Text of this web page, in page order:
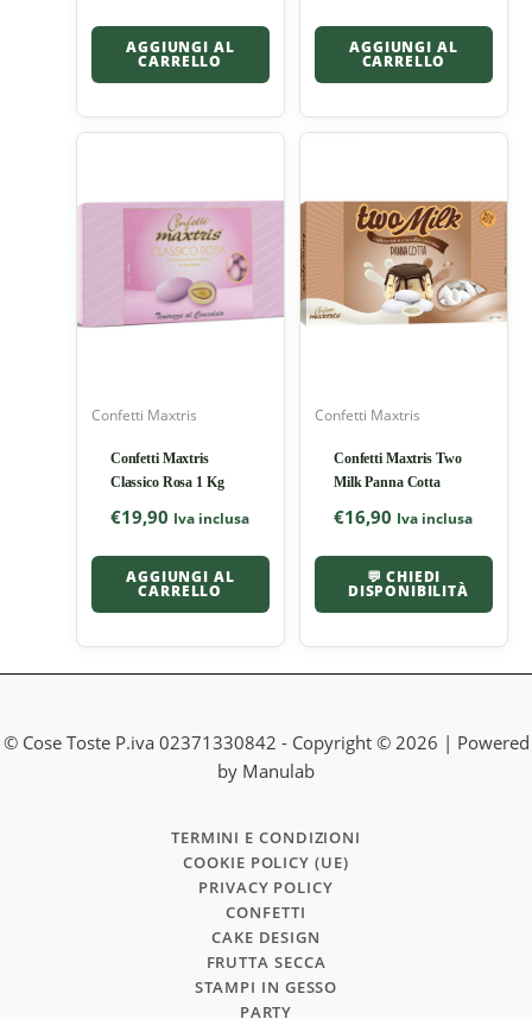
AGGIUNGI AL
CARRELLO
AGGIUNGI AL
CARRELLO
Confetti Maxtris
Confetti Maxtris
Classico Rosa 1 Kg
€19,90 Iva inclusa
AGGIUNGI AL
CARRELLO
Confetti Maxtris
Confetti Maxtris Two
Milk Panna Cotta
€16,90 Iva inclusa
💬 CHIEDI
DISPONIBILITÀ
© Cose Toste P.iva 02371330842 - Copyright © 2026 | Powered
by Manulab
TERMINI E CONDIZIONI
COOKIE POLICY (UE)
PRIVACY POLICY
CONFETTI
CAKE DESIGN
FRUTTA SECCA
STAMPI IN GESSO
PARTY